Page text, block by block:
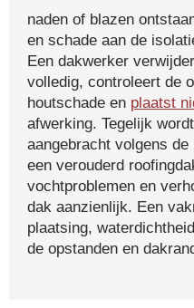
naden of blazen
en schade aan de
Een dakwerker
volledig, controleert de
houtschade en plaatst
afwerking. Tegelijk
aangebracht volgens
een verouderd
vochtproblemen en
dak aanzienlijk. Een
plaatsing,
de opstanden en